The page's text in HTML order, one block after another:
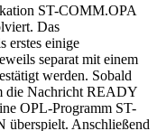
ST-COMM.OPA
Das
erstes einige
separat mit einem
werden. Sobald
die Nachricht READY
OPL-Programm ST-
überspielt. Anschließend